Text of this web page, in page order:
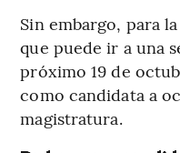
Sin embargo, para
que puede ir a una
próximo 19 de
como candidata a
magistratura.